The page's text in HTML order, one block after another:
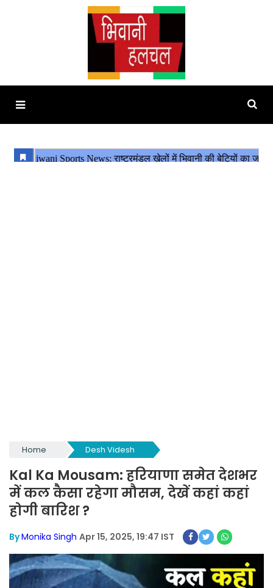
Home Desh Videsh
Kal Ka Mousam: हरियाणा समेत देशभर
में कल कैसा रहेगा मौसम, देखें कहां कहां
होगी बारिश ?
ByMonika Singh Apr 15, 2025, 19:47 IST